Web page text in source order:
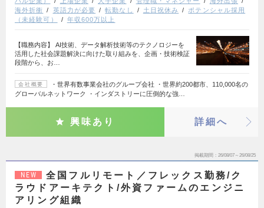
海外折衝
英語力が必要 転勤なし 土日祝休み
ポテンシャル採用
（未経験可）
年収600万以上
【職務内容】 AI技術、データ解析技術等のテクノロジーを
活用した社会課題解決に向けた取り組みを、企画・技術検証
段階から、お…
会社概要
・世界有数事業会社のグループ会社 ・世界約200都市、110,000名の
グローバルネットワーク ・インダストリーに圧倒的な強…
興味あり 詳細へ
掲載期間 26/08/07～26/08/25
NEW
全国フルリモート／フレックス勤務/ク
ラウドアーキテクト/外資ファームのエンジニ
アリング組織